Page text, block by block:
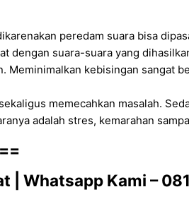
peredam suara bisa
dengan suara-suara yang
Meminimalkan kebisingan sangat
memecahkan masalah.
adalah stres, kemarahan
| Whatsapp Kami –